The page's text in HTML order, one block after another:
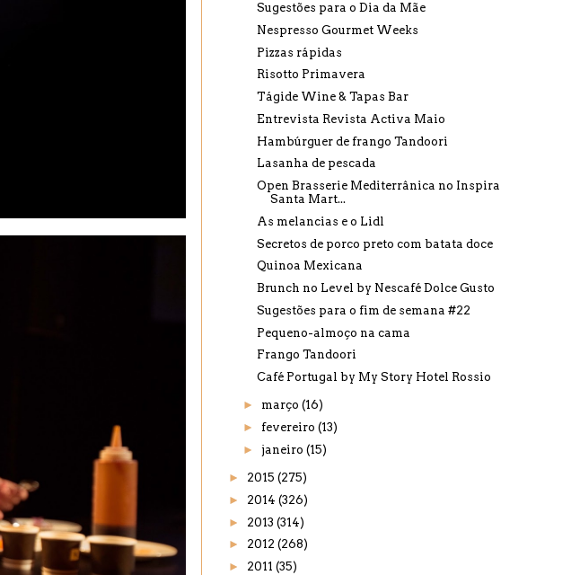
Sugestões para o Dia da Mãe
Nespresso Gourmet Weeks
Pizzas rápidas
Risotto Primavera
Tágide Wine & Tapas Bar
Entrevista Revista Activa Maio
Hambúrguer de frango Tandoori
Lasanha de pescada
Open Brasserie Mediterrânica no Inspira
Santa Mart...
As melancias e o Lidl
Secretos de porco preto com batata doce
Quinoa Mexicana
Brunch no Level by Nescafé Dolce Gusto
Sugestões para o fim de semana #22
Pequeno-almoço na cama
Frango Tandoori
Café Portugal by My Story Hotel Rossio
► março (16)
► fevereiro (13)
► janeiro (15)
► 2015 (275)
► 2014 (326)
► 2013 (314)
► 2012 (268)
► 2011 (35)